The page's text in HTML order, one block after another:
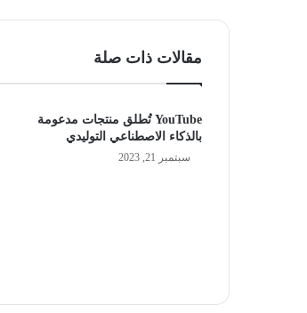
مقالات ذات صلة
YouTube تُطلق منتجات مدعومة
بالذكاء الاصطناعي التوليدي
سبتمبر 21, 2023